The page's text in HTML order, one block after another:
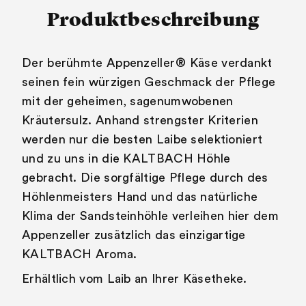
Produktbeschreibung
Der berühmte Appenzeller® Käse verdankt
seinen fein würzigen Geschmack der Pflege
mit der geheimen, sagenumwobenen
Kräutersulz. Anhand strengster Kriterien
werden nur die besten Laibe selektioniert
und zu uns in die KALTBACH Höhle
gebracht. Die sorgfältige Pflege durch des
Höhlenmeisters Hand und das natürliche
Klima der Sandsteinhöhle verleihen hier dem
Appenzeller zusätzlich das einzigartige
KALTBACH Aroma.
Erhältlich vom Laib an Ihrer Käsetheke.